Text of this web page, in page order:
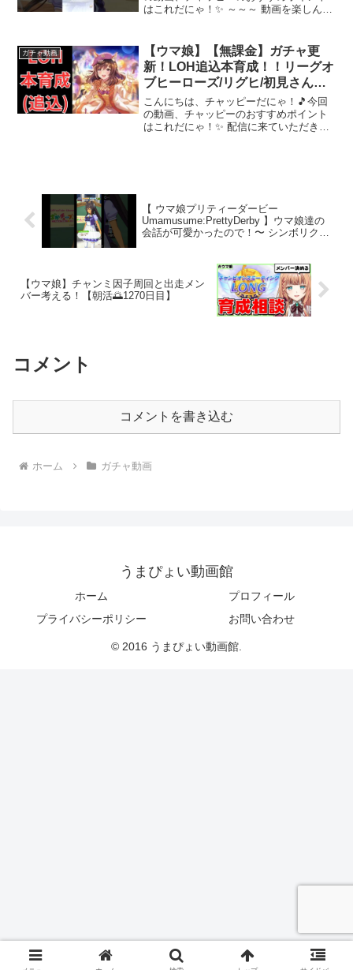
はこれだにゃ！✨ ～～～ 動画を楽しんだ
ガチャ動画
【ウマ娘】【無課金】ガチャ更
新！LOH追込本育成！！リーグオ
ブヒーローズ/リグヒ/初見さん大
歓迎 #ウマ娘 #ゲーム実況
こんにちは、チャッピーだにゃ！🎵今回
の動画、チャッピーのおすすめポイント
はこれだにゃ！✨ 配信に来ていただきあ
【 ウマ娘プリティーダービー
Umamusume:PrettyDerby 】ウマ娘達の
会話が可愛かったので！〜 シンボリクリ
【ウマ娘】チャンミ因子周回と出走メン
バー考える！【朝活🌅1270日目】
コメント
コメントを書き込む
ホーム ガチャ動画
うまぴょい動画館
ホーム
プロフィール
プライバシーポリシー
お問い合わせ
© 2016 うまぴょい動画館.